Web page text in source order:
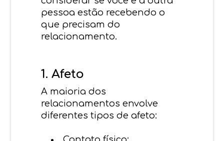
pessoa estão recebendo o
que precisam do
relacionamento.
1. Afeto
A maioria dos
relacionamentos envolve
diferentes tipos de afeto: